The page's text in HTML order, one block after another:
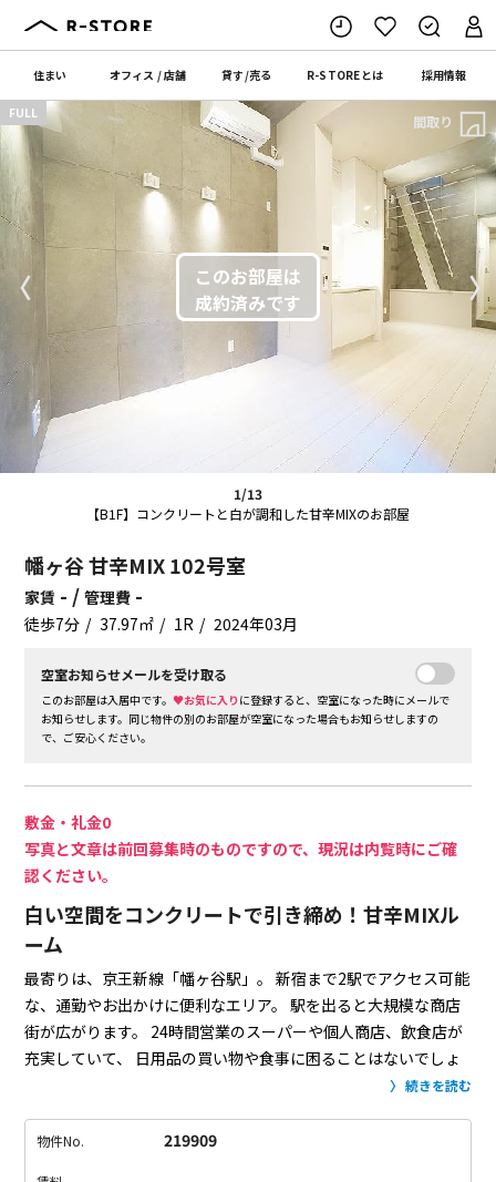
住まい オフィス /店舗 貸す/売る R-STOREとは 採用情報
1/13
【B1F】コンクリートと白が調和した甘辛MIXのお部屋
〈 〉
FULL 間取り
幡ヶ谷 甘辛MIX 102号室
家賃 - /管理費 -
徒歩7分 37.97㎡ 1R 2024年03月
空室お知らせメールを受け取る
このお部屋は入居中です。♥お気に入り に登録すると、空室になった時にメールで
お知らせします。同じ物件の別のお部屋が空室になった場合もお知らせしますの
で、ご安心ください。
敷金・礼金0
写真と文章は前回募集時のものですので、現況は内覧時にご確
認ください。
白い空間をコンクリートで引き締め！甘辛MIXル
ーム
最寄りは、京王新線「幡ヶ谷駅」。 新宿まで2駅でアクセス可能
な、通勤やお出かけに便利なエリア。
駅を出ると大規模な商店
街が広がります。
24時間営業のスーパーや個人商店、飲食店が
充実していて、
日用品の買い物や食事に困ることはないでしょ
コンクリート打ちっぱ
ト付きの広い1R。
ちょっと変わったデザインで、
続きを読む
物件No. 219909